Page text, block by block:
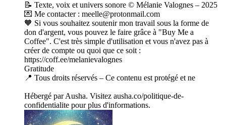
📝 Texte, voix et univers sonore © Mélanie Valognes – 2025
💌 Me contacter : meelle@protonmail.com
🧡 Si vous souhaitez soutenir mon travail sous la forme de
don d'argent, vous pouvez le faire grâce à "Buy Me a
Coffee". C'est très simple d'utilisation et vous n'avez pas à
créer de compte ou quoi que ce soit :
https://coff.ee/melanievalognes
Gratitude
📍 Tous droits réservés – Ce contenu est protégé et ne
Hébergé par Ausha. Visitez ausha.co/politique-de-
confidentialite pour plus d'informations.